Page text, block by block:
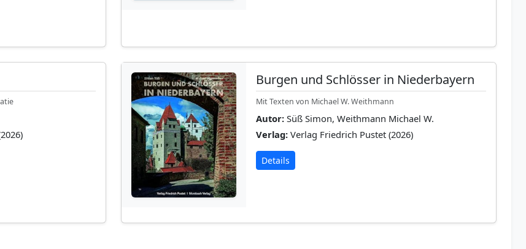
Burgen und Schlösser in Niederbayern
Mit Texten von Michael W. Weithmann
Autor: Süß Simon, Weithmann Michael W.
Verlag: Verlag Friedrich Pustet (2026)
Details